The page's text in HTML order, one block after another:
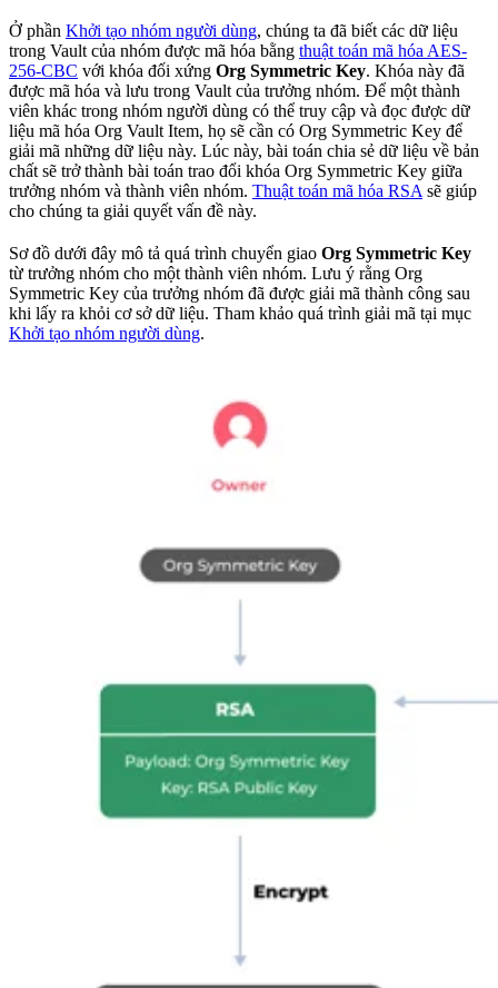
Ở phần Khởi tạo nhóm người dùng, chúng ta đã biết các dữ liệu
trong Vault của nhóm được mã hóa bằng thuật toán mã hóa AES-
256-CBC với khóa đối xứng Org Symmetric Key. Khóa này đã
được mã hóa và lưu trong Vault của trưởng nhóm. Để một thành
viên khác trong nhóm người dùng có thể truy cập và đọc được dữ
liệu mã hóa Org Vault Item, họ sẽ cần có Org Symmetric Key để
giải mã những dữ liệu này. Lúc này, bài toán chia sẻ dữ liệu về bản
chất sẽ trở thành bài toán trao đổi khóa Org Symmetric Key giữa
trưởng nhóm và thành viên nhóm. Thuật toán mã hóa RSA sẽ giúp
cho chúng ta giải quyết vấn đề này.
Sơ đồ dưới đây mô tả quá trình chuyển giao Org Symmetric Key
từ trưởng nhóm cho một thành viên nhóm. Lưu ý rằng Org
Symmetric Key của trưởng nhóm đã được giải mã thành công sau
khi lấy ra khỏi cơ sở dữ liệu. Tham khảo quá trình giải mã tại mục
Khởi tạo nhóm người dùng.